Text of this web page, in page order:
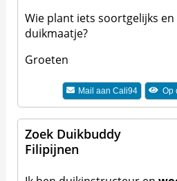
Wie plant iets soortgelijks en
duikmaatje?
Groeten
Mail aanCali94 Op
Zoek Duikbuddy
Filipijnen